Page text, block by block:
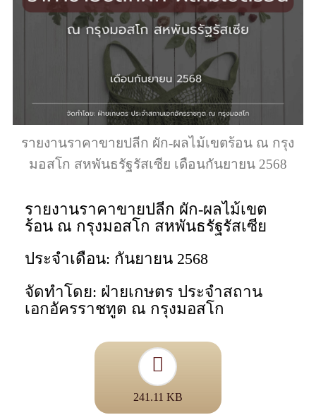
รายงานราคาขายปลีก ผัก-ผลไม้เขตร้อน ณ กรุง
มอสโก สหพันธรัฐรัสเซีย เดือนกันยายน 2568
รายงานราคาขายปลีก ผัก-ผลไม้เขต
ร้อน ณ กรุงมอสโก สหพันธรัฐรัสเซีย
ประจำเดือน: กันยายน 2568
จัดทำโดย: ฝ่ายเกษตร ประจำสถาน
เอกอัครราชทูต ณ กรุงมอสโก
241.11 KB